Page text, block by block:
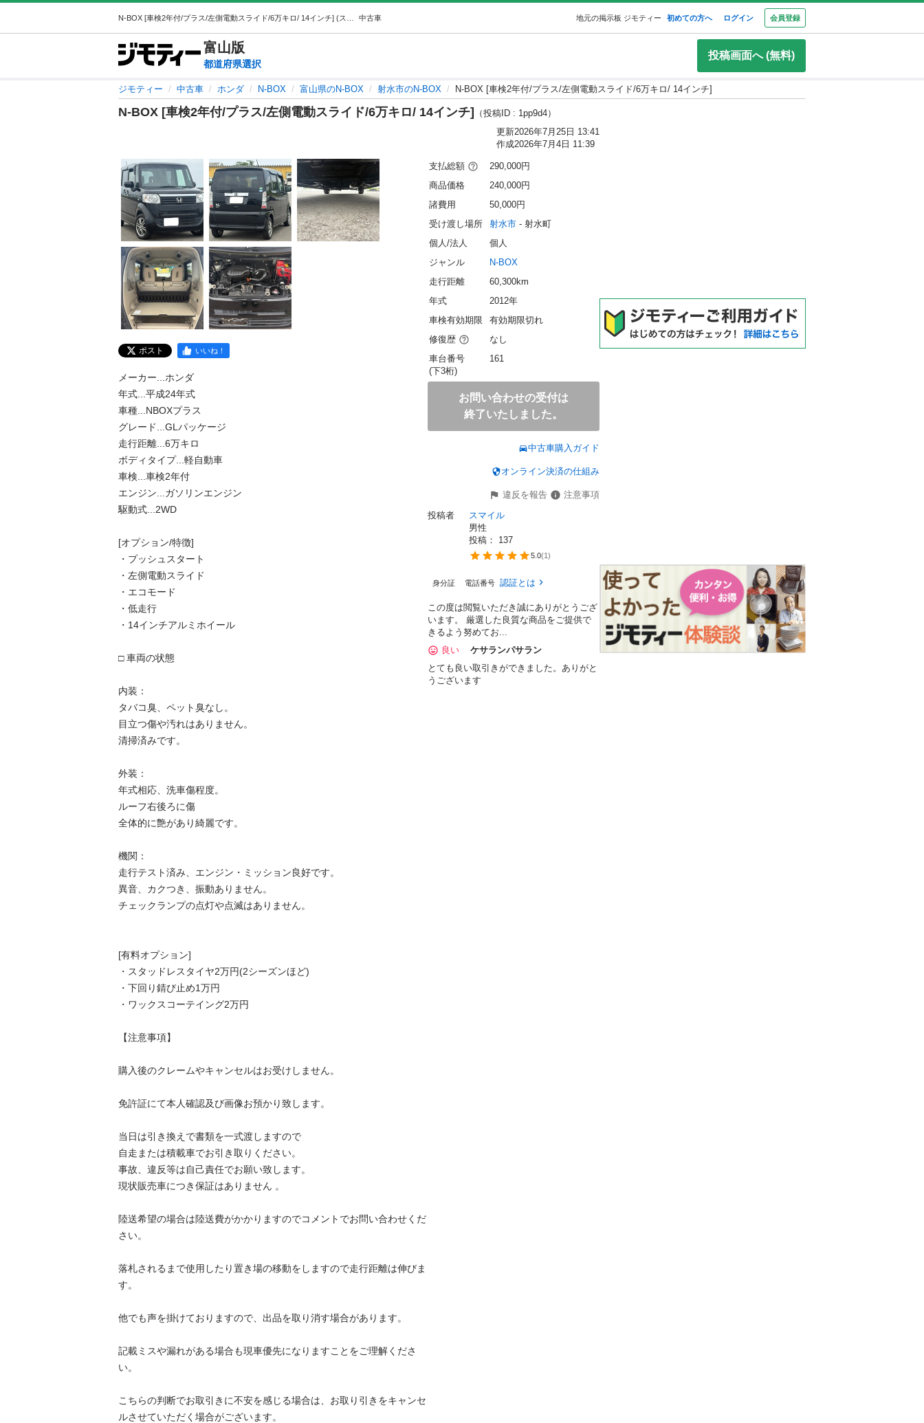
中古車 地元の掲示板 ジモティー 初めての方へ ログイン 会員登録
富山版
都道府県選択
投稿画面へ (無料)
ジモティー 中古車 ホンダ N-BOX 富山県のN-BOX 射水市のN-BOX N-BOX [車検2年付/プラス/左側電動スライド/6万キロ/ 14インチ]
N-BOX [車検2年付/プラス/左側電動スライド/6万キロ/ 14インチ]
（投稿ID : 1pp9d4）
更新2026年7月25日 13:41
作成2026年7月4日 11:39
ポスト いいね！
メーカー...ホンダ
年式...平成24年式
車種...NBOXプラス
グレード...GLパッケージ
走行距離...6万キロ
ボディタイプ...軽自動車
車検...車検2年付
エンジン...ガソリンエンジン
駆動式...2WD
[オプション/特徴]
・プッシュスタート
・左側電動スライド
・エコモード
・低走行
・14インチアルミホイール
□ 車両の状態
内装：
タバコ臭、ペット臭なし。
目立つ傷や汚れはありません。
清掃済みです。
外装：
年式相応、洗車傷程度。
ルーフ右後ろに傷
全体的に艶があり綺麗です。
機関：
走行テスト済み、エンジン・ミッション良好です。
異音、カクつき、振動ありません。
チェックランプの点灯や点滅はありません。
[有料オプション]
・スタッドレスタイヤ2万円(2シーズンほど)
・下回り錆び止め1万円
・ワックスコーテイング2万円
【注意事項】
購入後のクレームやキャンセルはお受けしません。
免許証にて本人確認及び画像お預かり致します。
当日は引き換えで書類を一式渡しますので
自走または積載車でお引き取りください。
事故、違反等は自己責任でお願い致します。
現状販売車につき保証はありません 。
陸送希望の場合は陸送費がかかりますのでコメントでお問い合わせくだ
さい。
落札されるまで使用したり置き場の移動をしますので走行距離は伸びま
す。
他でも声を掛けておりますので、出品を取り消す場合があります。
記載ミスや漏れがある場合も現車優先になりますことをご理解くださ
い。
こちらの判断でお取引きに不安を感じる場合は、お取り引きをキャンセ
ルさせていただく場合がございます。
支払総額
290,000円
商品価格
240,000円
諸費用
50,000円
受け渡し場所
射水市 - 射水町
個人/法人
個人
ジャンル
N-BOX
走行距離
60,300km
年式
2012年
車検有効期限
有効期限切れ
修復歴
なし
車台番号
(下3桁)
161
お問い合わせの受付は
終了いたしました。
中古車購入ガイド
オンライン決済の仕組み
違反を報告
注意事項
投稿者
スマイル
男性
投稿： 137
5.0(1)
身分証 電話番号 認証とは
この度は閲覧いただき誠にありがとうござ
います。 厳選した良質な商品をご提供で
きるよう努めてお...
良い
ケサランパサラン
とても良い取引きができました。ありがと
うございます